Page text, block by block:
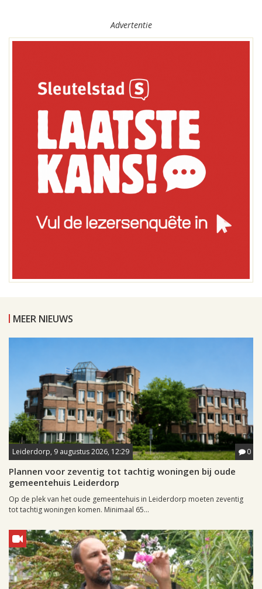
Advertentie
MEER NIEUWS
Leiderdorp, 9 augustus 2026, 12:29 0
Plannen voor zeventig tot tachtig woningen bij oude
gemeentehuis Leiderdorp
Op de plek van het oude gemeentehuis in Leiderdorp moeten zeventig
tot tachtig woningen komen. Minimaal 65...